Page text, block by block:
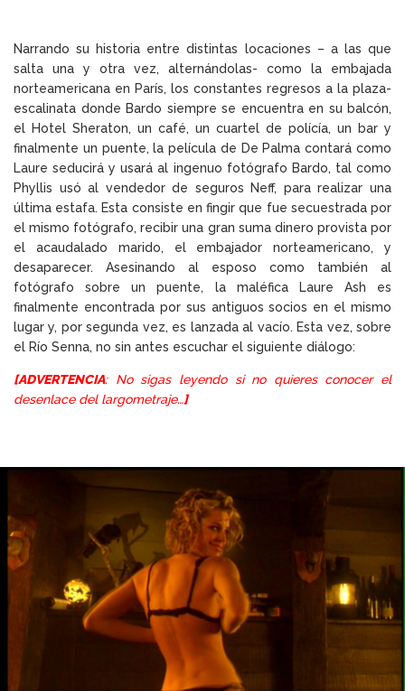
Narrando su historia entre distintas locaciones – a las que
salta una y otra vez, alternándolas- como la embajada
norteamericana en París, los constantes regresos a la plaza-
escalinata donde Bardo siempre se encuentra en su balcón,
el Hotel Sheraton, un café, un cuartel de polícía, un bar y
finalmente un puente, la película de De Palma contará como
Laure seducirá y usará al ingenuo fotógrafo Bardo, tal como
Phyllis usó al vendedor de seguros Neff, para realizar una
última estafa. Esta consiste en fingir que fue secuestrada por
el mismo fotógrafo, recibir una gran suma dinero provista por
el acaudalado marido, el embajador norteamericano, y
desaparecer. Asesinando al esposo como también al
fotógrafo sobre un puente, la maléfica Laure Ash es
finalmente encontrada por sus antiguos socios en el mismo
lugar y, por segunda vez, es lanzada al vacío. Esta vez, sobre
el Río Senna, no sin antes escuchar el siguiente diálogo:
[ADVERTENCIA: No sigas leyendo si no quieres conocer el
desenlace del largometraje…]